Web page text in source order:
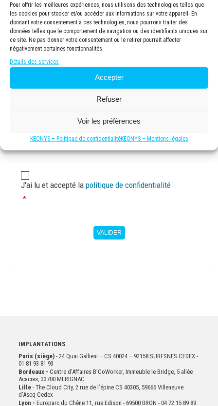
Pour offrir les meilleures expériences, nous utilisons des technologies telles que
les cookies pour stocker et/ou accéder aux informations sur votre appareil. En
donnant votre consentement à ces technologies, nous pourrons traiter des
données telles que le comportement de navigation ou des identifiants uniques sur
ce site. Ne pas donner votre consentement ou le retirer pourrait affecter
négativement certaines fonctionnalités.
Détails des services
Accepter
Refuser
Voir les préfèrences
KEONYS – Politique de confidentialitéKEONYS – Mentions légales
Société *
Consentement
J'ai lu et accepté la politique de confidentialité
*
VALIDER
IMPLANTATIONS
Paris (siège) - 24 Quai Gallieni – CS 40024 – 92158 SURESNES CEDEX -
01 81 93 81 93
Bordeaux - Centre d’Affaires B’CoWorker, Immeuble le Bridge, 5 allée
Acacias, 33700 MERIGNAC
Lille- The Cloud City, 2 rue de l’épine CS 40305, 59666 Villeneuve
d’Ascq Cedex
Lyon - Europarc du Chêne 11, rue Edison - 69500 BRON - 04 72 15 89 89